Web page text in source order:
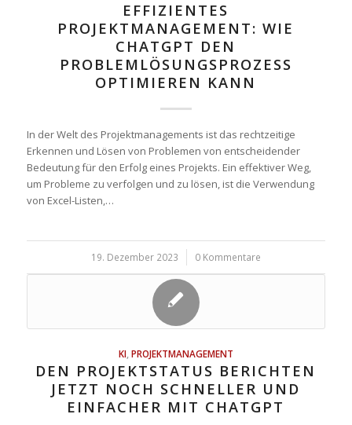
EFFIZIENTES
PROJEKTMANAGEMENT: WIE
CHATGPT DEN
PROBLEMLÖSUNGSPROZESS
OPTIMIEREN KANN
In der Welt des Projektmanagements ist das rechtzeitige
Erkennen und Lösen von Problemen von entscheidender
Bedeutung für den Erfolg eines Projekts. Ein effektiver Weg,
um Probleme zu verfolgen und zu lösen, ist die Verwendung
von Excel-Listen,…
19. Dezember 2023
/ 0 Kommentare
KI PROJEKTMANAGEMENT
DEN PROJEKTSTATUS BERICHTEN
JETZT NOCH SCHNELLER UND
EINFACHER MIT CHATGPT